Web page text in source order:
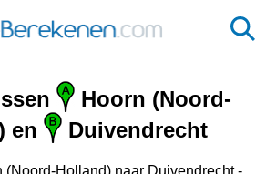
Hoorn (Noord-
en
Duivendrecht
(Noord-Holland) naar Duivendrecht -